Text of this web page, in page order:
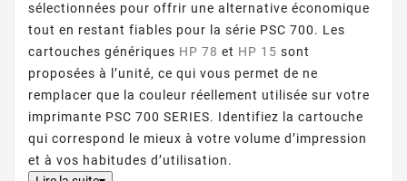
sélectionnées pour offrir une alternative économique
tout en restant fiables pour la série PSC 700. Les
cartouches génériques HP 78 et HP 15 sont
proposées à l’unité, ce qui vous permet de ne
remplacer que la couleur réellement utilisée sur votre
imprimante PSC 700 SERIES. Identifiez la cartouche
qui correspond le mieux à votre volume d’impression
et à vos habitudes d’utilisation.